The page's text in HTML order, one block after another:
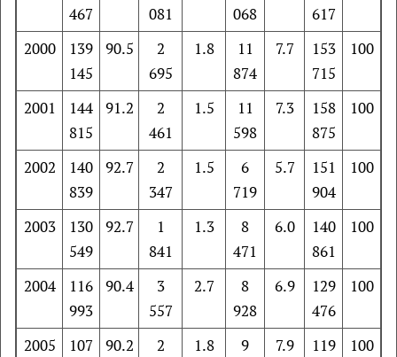
467
081
068
617
2000
139
145
90.5
2
695
1.8
11
874
7.7
153
715
100
2001
144
815
91.2
2
461
1.5
11
598
7.3
158
875
100
2002
140
839
92.7
2
347
1.5
6
719
5.7
151
904
100
2003
130
549
92.7
1
841
1.3
8
471
6.0
140
861
100
2004
116
993
90.4
3
557
2.7
8
928
6.9
129
476
100
2005
107
90.2
2
1.8
9
7.9
119
100